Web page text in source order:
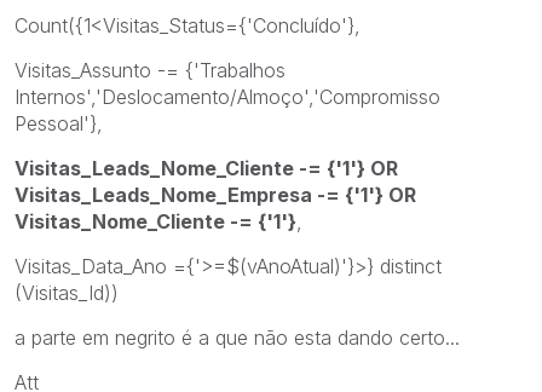
Count({1<Visitas_Status={'Concluído'},
Visitas_Assunto -= {'Trabalhos
Internos','Deslocamento/Almoço','Compromisso
Pessoal'},
Visitas_Leads_Nome_Cliente -= {'1'} OR
Visitas_Leads_Nome_Empresa -= {'1'} OR
Visitas_Nome_Cliente -= {'1'}
Visitas_Data_Ano ={'>=$(vAnoAtual)'}>} distinct
(Visitas_Id))
a parte em negrito é a que não esta dando certo...
Att